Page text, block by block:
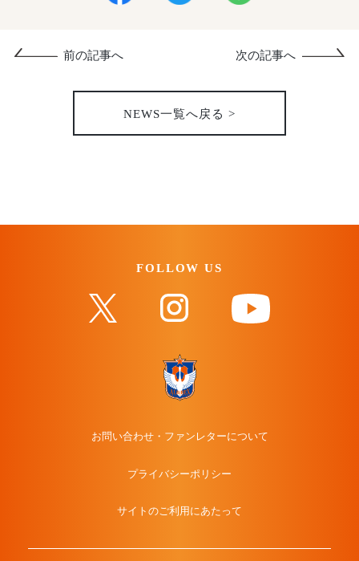
NEWS一覧へ戻る >
前の記事へ 次の記事へ
FOLLOW US
お問い合わせ・ファンレターについて
プライバシーポリシー
サイトのご利用にあたって